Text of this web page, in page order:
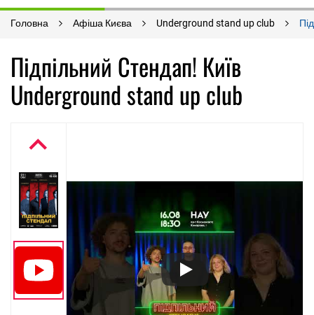
Головна Афіша Києва Underground stand up club
Підпільний Стендап! Київ
Underground stand up club